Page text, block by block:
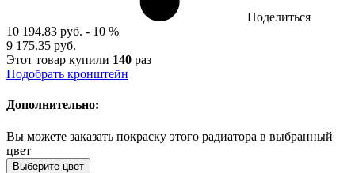
Поделиться
10 194.83 руб. - 10 %
9 175.35 руб.
Этот товар купили 140 раз
Подобрать кронштейн
Дополнительно:
Вы можете заказать покраску этого радиатора в выбранный
цвет
Выберите цвет